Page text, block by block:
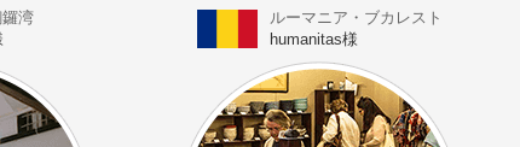
湾
ルーマニア・ブカレスト
humanitas様